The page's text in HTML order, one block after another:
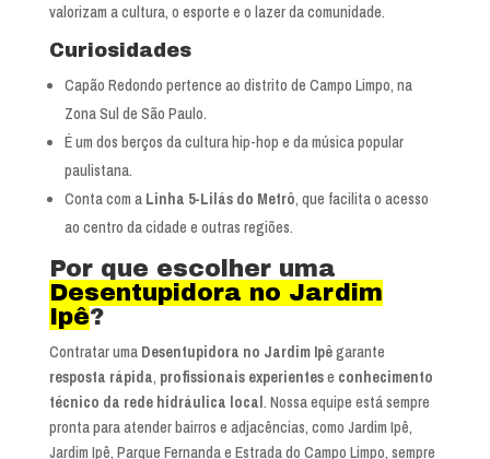
valorizam a cultura, o esporte e o lazer da comunidade.
Curiosidades
Capão Redondo pertence ao distrito de Campo Limpo, na
Zona Sul de São Paulo.
É um dos berços da cultura hip-hop e da música popular
paulistana.
Conta com a Linha 5-Lilás do Metrô, que facilita o acesso
ao centro da cidade e outras regiões.
Por que escolher uma
Desentupidora no Jardim
Ipê?
Contratar uma Desentupidora no Jardim Ipêgarante
resposta rápida, profissionais experientese conhecimento
técnico da rede hidráulica local. Nossa equipe está sempre
pronta para atender bairros e adjacências, como Jardim Ipê,
Jardim Ipê, Parque Fernanda e Estrada do Campo Limpo, sempre